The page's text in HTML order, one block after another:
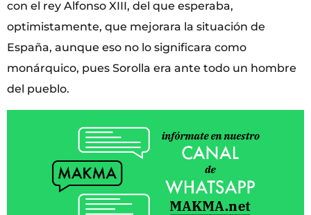
con el rey Alfonso XIII, del que esperaba,
optimistamente, que mejorara la situación de
España, aunque eso no lo significara como
monárquico, pues Sorolla era ante todo un hombre
del pueblo.